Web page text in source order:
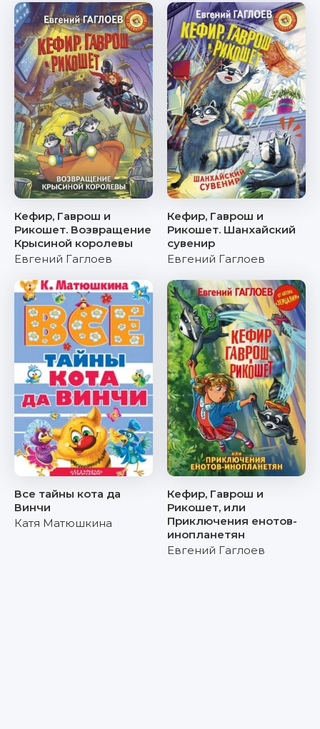
Кефир, Гаврош и
Рикошет. Возвращение
Крысиной королевы
Евгений Гаглоев
Кефир, Гаврош и
Рикошет. Шанхайский
сувенир
Евгений Гаглоев
Все тайны кота да
Винчи
Катя Матюшкина
Кефир, Гаврош и
Рикошет, или
Приключения енотов-
инопланетян
Евгений Гаглоев